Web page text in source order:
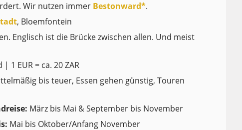
Wir nutzen immer Bestonward*.
, Bloemfontein
Englisch ist die Brücke zwischen allen. Und meist
1 EUR = ca. 20 ZAR
bis teuer, Essen gehen günstig, Touren
März bis Mai & September bis November
Mai bis Oktober/Anfang November